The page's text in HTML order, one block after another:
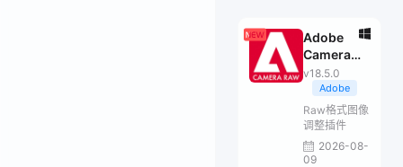
Adobe
Camera
Raw
v18.5.0
Adobe
Raw格式图像
调整插件
2026-08-
09